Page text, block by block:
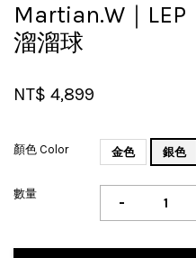
Martian.W｜LEP
溜溜球
NT$ 4,899
顏色 Color 金色 銀色
數量 -